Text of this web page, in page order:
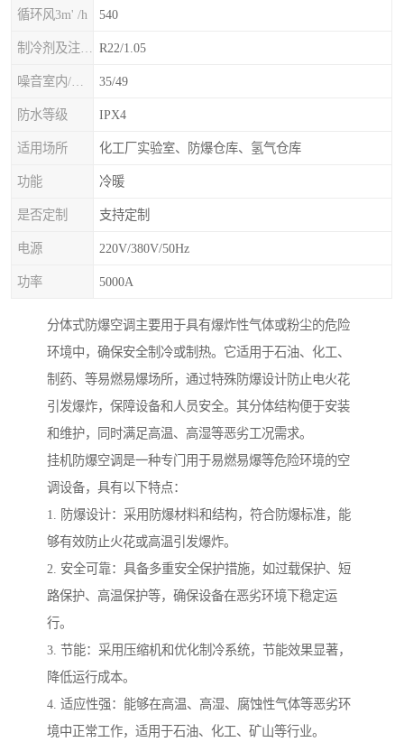
循环风3m' /h 540
R22/1.05
35/49
防水等级 IPX4
适用场所 化工厂实验室、防爆仓库、氢气仓库
功能 冷暖
是否定制 支持定制
电源 220V/380V/50Hz
功率 5000A
分体式防爆空调主要用于具有爆炸性气体或粉尘的危险
环境中，确保安全制冷或制热。它适用于石油、化工、
制药、等易燃易爆场所，通过特殊防爆设计防止电火花
引发爆炸，保障设备和人员安全。其分体结构便于安装
和维护，同时满足高温、高湿等恶劣工况需求。
挂机防爆空调是一种专门用于易燃易爆等危险环境的空
调设备，具有以下特点：
1. 防爆设计：采用防爆材料和结构，符合防爆标准，能
够有效防止火花或高温引发爆炸。
2. 安全可靠：具备多重安全保护措施，如过载保护、短
路保护、高温保护等，确保设备在恶劣环境下稳定运
行。
3. 节能：采用压缩机和优化制冷系统，节能效果显著，
降低运行成本。
4. 适应性强：能够在高温、高湿、腐蚀性气体等恶劣环
境中正常工作，适用于石油、化工、矿山等行业。